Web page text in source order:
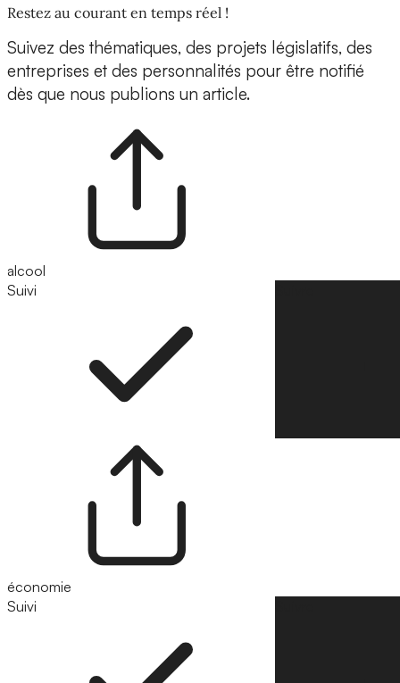
Restez au courant en temps réel !
Suivez des thématiques, des projets législatifs, des
entreprises et des personnalités pour être notifié
dès que nous publions un article.
alcool
Suivi
économie
Suivi